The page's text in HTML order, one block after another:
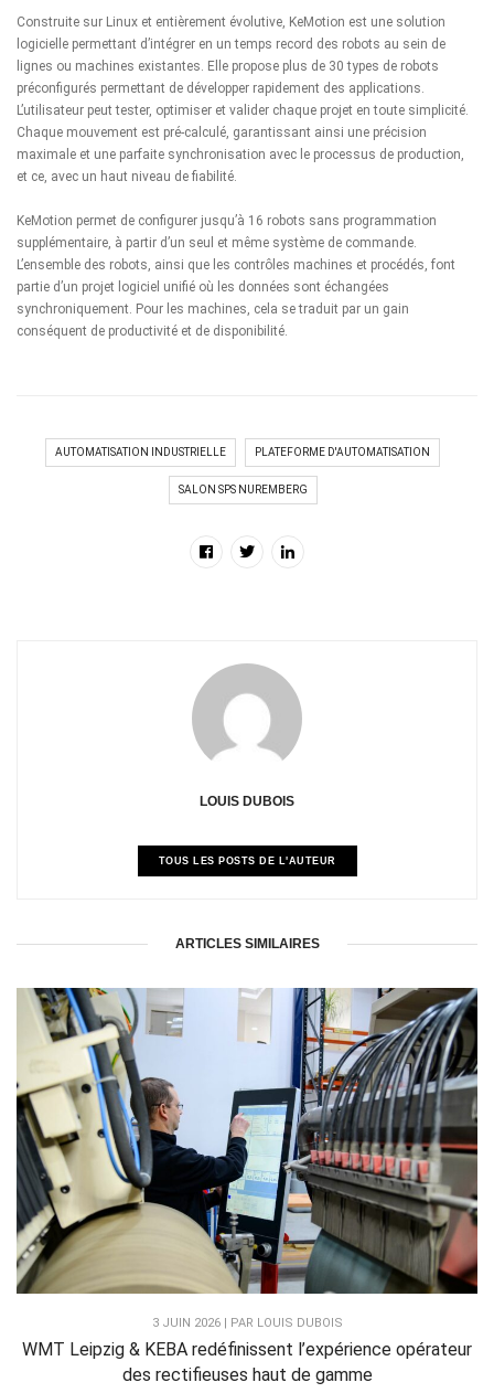
Construite sur Linux et entièrement évolutive, KeMotion est une solution
logicielle permettant d’intégrer en un temps record des robots au sein de
lignes ou machines existantes. Elle propose plus de 30 types de robots
préconfigurés permettant de développer rapidement des applications.
L’utilisateur peut tester, optimiser et valider chaque projet en toute simplicité.
Chaque mouvement est pré-calculé, garantissant ainsi une précision
maximale et une parfaite synchronisation avec le processus de production,
et ce, avec un haut niveau de fiabilité.
KeMotion permet de configurer jusqu’à 16 robots sans programmation
supplémentaire, à partir d’un seul et même système de commande.
L’ensemble des robots, ainsi que les contrôles machines et procédés, font
partie d’un projet logiciel unifié où les données sont échangées
synchroniquement. Pour les machines, cela se traduit par un gain
conséquent de productivité et de disponibilité.
AUTOMATISATION INDUSTRIELLE PLATEFORME D'AUTOMATISATION
SALON SPS NUREMBERG
LOUIS DUBOIS
TOUS LES POSTS DE L'AUTEUR
ARTICLES SIMILAIRES
3 JUIN 2026 | PAR LOUIS DUBOIS
WMT Leipzig & KEBA redéfinissent l’expérience opérateur
des rectifieuses haut de gamme